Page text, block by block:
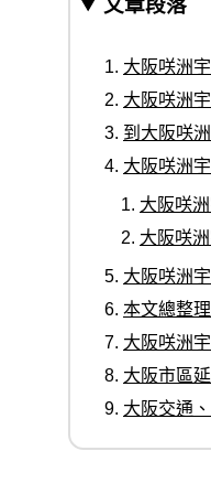
文章段落
大阪咲洲
大阪咲洲
到大阪咲
大阪咲洲
大阪咲
大阪咲
大阪咲洲
本文總整
大阪咲洲
大阪市區
大阪交通